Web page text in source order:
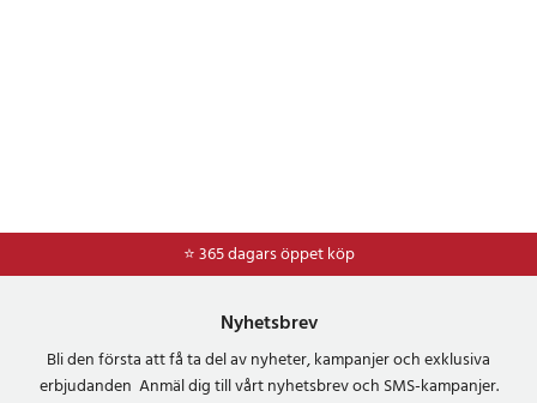
⭐ 365 dagars öppet köp
⭐Frakt 49kr *
Nyhetsbrev
Bli den första att få ta del av nyheter, kampanjer och exklusiva
erbjudanden Anmäl dig till vårt nyhetsbrev och SMS-kampanjer.